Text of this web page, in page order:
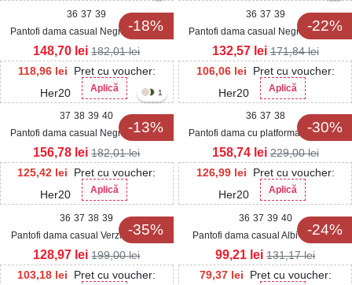
-18%
36 37 39
Pantofi dama casual Negri din Piele
Ecologica Ramie
118,96 lei
Pret cu voucher:
Her20
Aplică
148,70 lei 182,01lei
-22%
36 37 39
Pantofi dama casual Negri din Piele
Ecologica Keyona
106,06 lei
Pret cu voucher:
Her20
Aplică
132,57 lei 171,84lei
-13%
1
37 38 39 40
Pantofi dama casual Negri din Piele
Ecologica Natalea
125,42 lei
Pret cu voucher:
Her20
Aplică
156,78 lei 182,01lei
-30%
36 37 38
Pantofi dama cu platforma Negri din
Piele Ecologica Intoarsa Rita
126,99 lei
Pret cu voucher:
Her20
Aplică
158,74 lei 229,00lei
-35%
36 37 38 39
Pantofi dama casual Verzi din Piele
Ecologica Prajna
103,18 lei
Pret cu voucher:
128,97 lei 199,00lei
-24%
36 37 39 40
Pantofi dama casual Albi din Piele
Ecologica Alaia
79,37 lei
Pret cu voucher:
99,21 lei 131,17lei